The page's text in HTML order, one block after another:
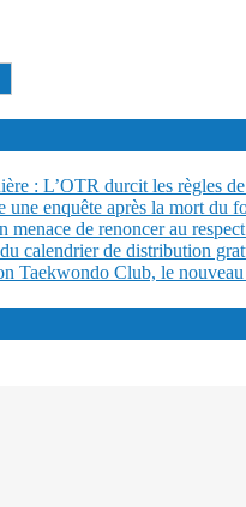
: L’OTR durcit les règles
enquête après la mort du
de renoncer au
calendrier de distribution
Taekwondo Club, le